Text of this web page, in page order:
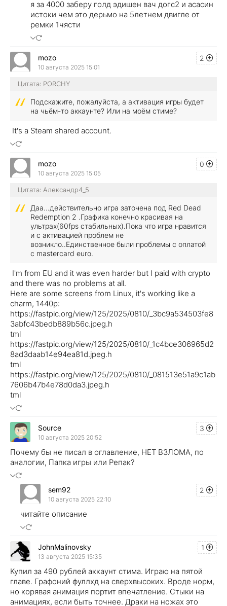
я за 4000 заберу голд эдишен вач догс2 и асасин
истоки чем это дерьмо на 5летнем двигле от
ремки 1чясти
2
mozo
10 августа 2025 15:01
Цитата: PORCHY
Подскажите, пожалуйста, а активация игры будет
на чьём-то аккаунте? Или на моём стиме?
It's a Steam shared account.
0
mozo
10 августа 2025 15:05
Цитата: Александр4_5
Даа...действительно игра заточена под Red Dead
Redemption 2 .Графика конечно красивая на
ультрах(60fps стабильных).Пока что игра нравится
и с активацией проблем не
возникло..Единственное были проблемы с оплатой
с mastercard euro.
I'm from EU and it was even harder but I paid with crypto
and there was no problems at all.
Here are some screens from Linux, it's working like a
charm, 1440p:
https://fastpic.org/view/125/2025/0810/_3bc9a534503fe8
3abfc43bedb889b56c.jpeg.h
tml
https://fastpic.org/view/125/2025/0810/_1c4bce306965d2
8ad3daab14e94ea81d.jpeg.h
tml
https://fastpic.org/view/125/2025/0810/_081513e51a9c1ab
7606b47b4e78d0da3.jpeg.h
tml
3
Source
10 августа 2025 20:52
Почему бы не писал в оглавление, НЕТ ВЗЛОМА, по
аналогии, Папка игры или Репак?
2
sem92
10 августа 2025 22:10
читайте описание
1
JohnMalinovsky
13 августа 2025 15:35
Купил за 490 рублей аккаунт стима. Играю на пятой
главе. Графоний фуллхд на сверхвысоких. Вроде норм,
но корявая анимация портит впечатление. Стыки на
анимациях, если быть точнее. Драки на ножах это